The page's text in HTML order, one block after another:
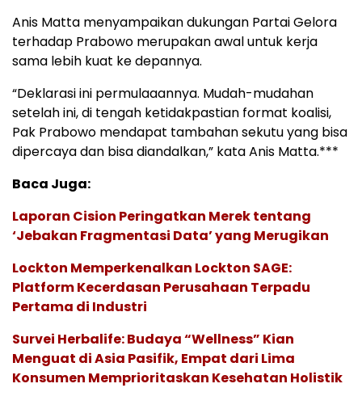
Anis Matta menyampaikan dukungan Partai Gelora
terhadap Prabowo merupakan awal untuk kerja
sama lebih kuat ke depannya.
“Deklarasi ini permulaaannya. Mudah-mudahan
setelah ini, di tengah ketidakpastian format koalisi,
Pak Prabowo mendapat tambahan sekutu yang bisa
dipercaya dan bisa diandalkan,” kata Anis Matta.***
Baca Juga:
Laporan Cision Peringatkan Merek tentang
‘Jebakan Fragmentasi Data’ yang Merugikan
Lockton Memperkenalkan Lockton SAGE:
Platform Kecerdasan Perusahaan Terpadu
Pertama di Industri
Survei Herbalife: Budaya “Wellness” Kian
Menguat di Asia Pasifik, Empat dari Lima
Konsumen Memprioritaskan Kesehatan Holistik